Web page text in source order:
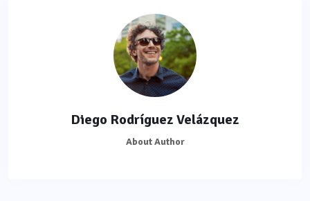
Diego Rodríguez Velázquez
About Author